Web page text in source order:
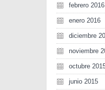
febrero 2016
enero 2016
diciembre
noviembre
octubre
junio 2015